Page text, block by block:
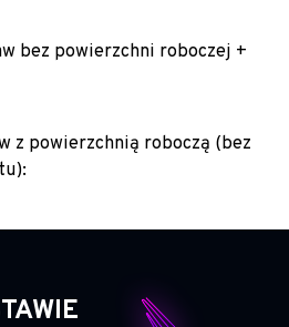
bez powierzchni roboczej +
z powierzchnią roboczą (bez